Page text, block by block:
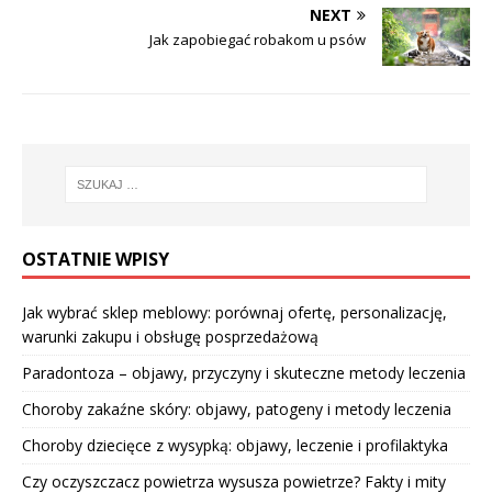
NEXT
Jak zapobiegać robakom u psów
OSTATNIE WPISY
Jak wybrać sklep meblowy: porównaj ofertę, personalizację,
warunki zakupu i obsługę posprzedażową
Paradontoza – objawy, przyczyny i skuteczne metody leczenia
Choroby zakaźne skóry: objawy, patogeny i metody leczenia
Choroby dziecięce z wysypką: objawy, leczenie i profilaktyka
Czy oczyszczacz powietrza wysusza powietrze? Fakty i mity